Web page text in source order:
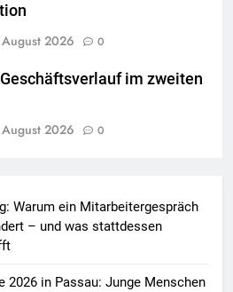
2026 0
im zweiten
2026 0
Warum ein Mitarbeitergespräch
– und was stattdessen
2026 in Passau: Junge Menschen